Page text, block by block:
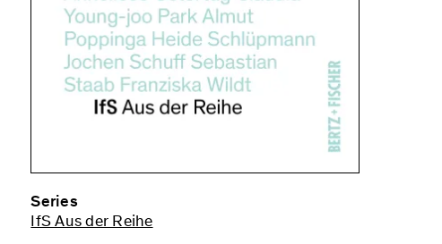
Series
IfS Aus der Reihe